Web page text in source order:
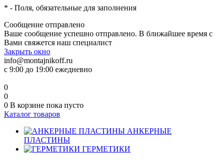
* - Поля, обязательные для заполнения
Сообщение отправлено
Ваше сообщение успешно отправлено. В ближайшее время с
Вами свяжется наш специалист
Закрыть окно
info@montajnikoff.ru
с 9:00 до 19:00 ежедневно
0
0
0 В корзине пока пусто
Каталог товаров
АНКЕРНЫЕ
ПЛАСТИНЫ
ГЕРМЕТИКИ